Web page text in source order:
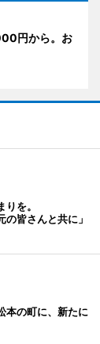
円から。お
を。
皆さんと共に」
本の町に、新たに